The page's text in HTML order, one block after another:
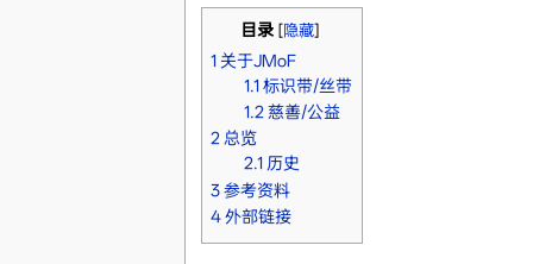
目录[隐藏]
1 关于JMoF
1.1标识带/丝带
1.2慈善/公益
2 总览
2.1 历史
3 参考资料
4 外部链接